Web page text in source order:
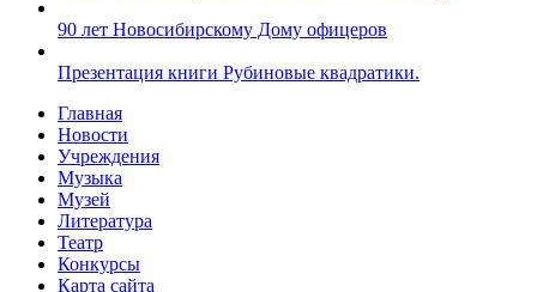
90 лет Новосибирскому Дому офицеров
Презентация книги Рубиновые квадратики.
Главная
Новости
Учреждения
Музыка
Музей
Литература
Театр
Конкурсы
Карта сайта